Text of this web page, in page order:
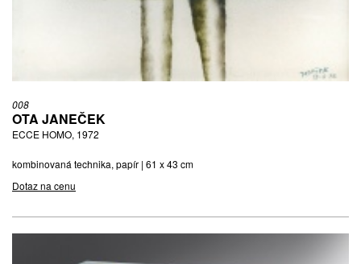
008
OTA JANEČEK
ECCE HOMO, 1972
kombinovaná technika, papír | 61 x 43 cm
Dotaz na cenu